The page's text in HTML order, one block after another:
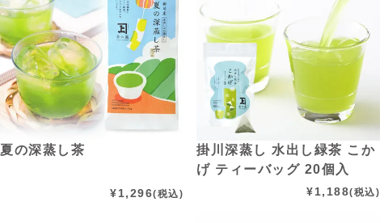
夏の深蒸し茶
¥1,296(税込)
掛川深蒸し 水出し緑茶 こか
げ ティーバッグ 20個入
¥1,188(税込)